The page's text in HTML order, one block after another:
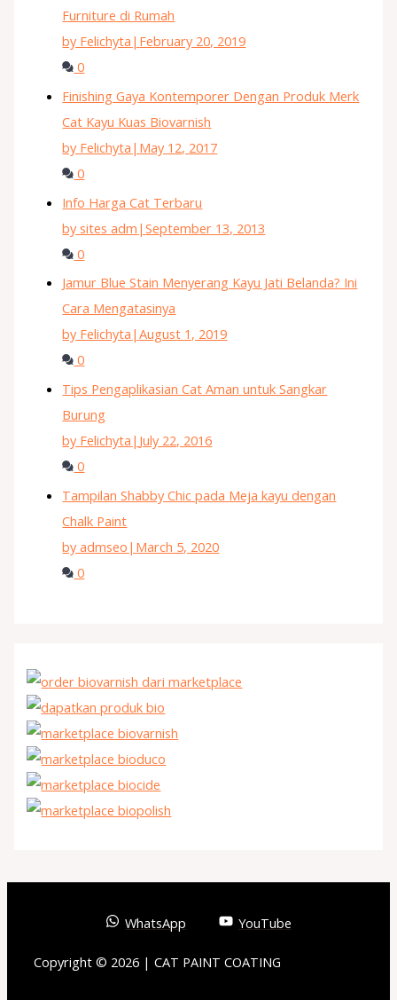
Furniture di Rumah
by Felichyta | February 20, 2019
0
Finishing Gaya Kontemporer Dengan Produk Merk
Cat Kayu Kuas Biovarnish
by Felichyta | May 12, 2017
0
Info Harga Cat Terbaru
by sites adm |September 13, 2013
0
Jamur Blue Stain Menyerang Kayu Jati Belanda? Ini
Cara Mengatasinya
by Felichyta |August 1, 2019
0
Tips Pengaplikasian Cat Aman untuk Sangkar
Burung
by Felichyta | July 22, 2016
0
Tampilan Shabby Chic pada Meja kayu dengan
Chalk Paint
by admseo | March 5, 2020
0
WhatsApp YouTube
Copyright © 2026 | CAT PAINT COATING